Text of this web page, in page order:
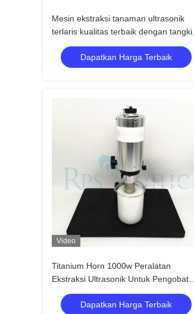
Mesin ekstraksi tanaman ultrasonik
terlaris kualitas terbaik dengan tangki
pencampur pengaduk
Dapatkan Harga Terbaik
Video
Titanium Horn 1000w Peralatan
Ekstraksi Ultrasonik Untuk Pengobatan
Cina
Dapatkan Harga Terbaik